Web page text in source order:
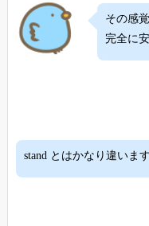
その感
完全に
stand とはかなり違います